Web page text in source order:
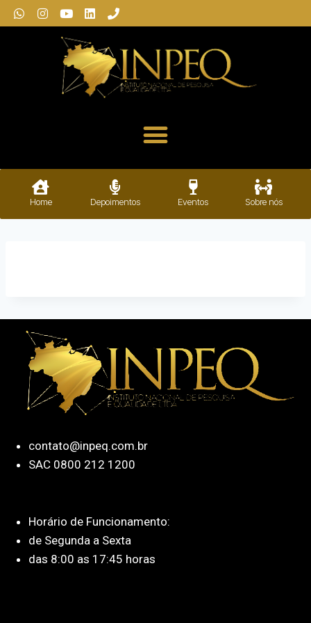
Home Depoimentos Eventos Sobre nós
contato@inpeq.com.br
SAC 0800 212 1200
Horário de Funcionamento:
de Segunda a Sexta
das 8:00 as 17:45 horas